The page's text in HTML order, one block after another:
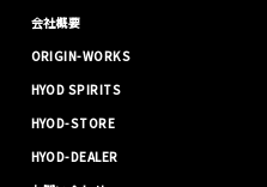
会社概要
ORIGIN-WORKS
HYOD SPIRITS
HYOD-STORE
HYOD-DEALER